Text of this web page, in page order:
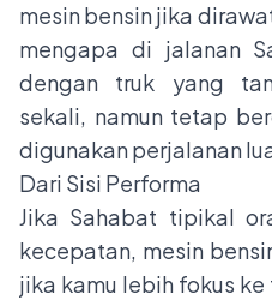
mesin bensin jika
mengapa di jalanan
dengan truk yang
sekali, namun tetap
digunakan perjalanan
Dari Sisi Performa
Jika Sahabat tipikal
kecepatan, mesin
jika kamu lebih fokus